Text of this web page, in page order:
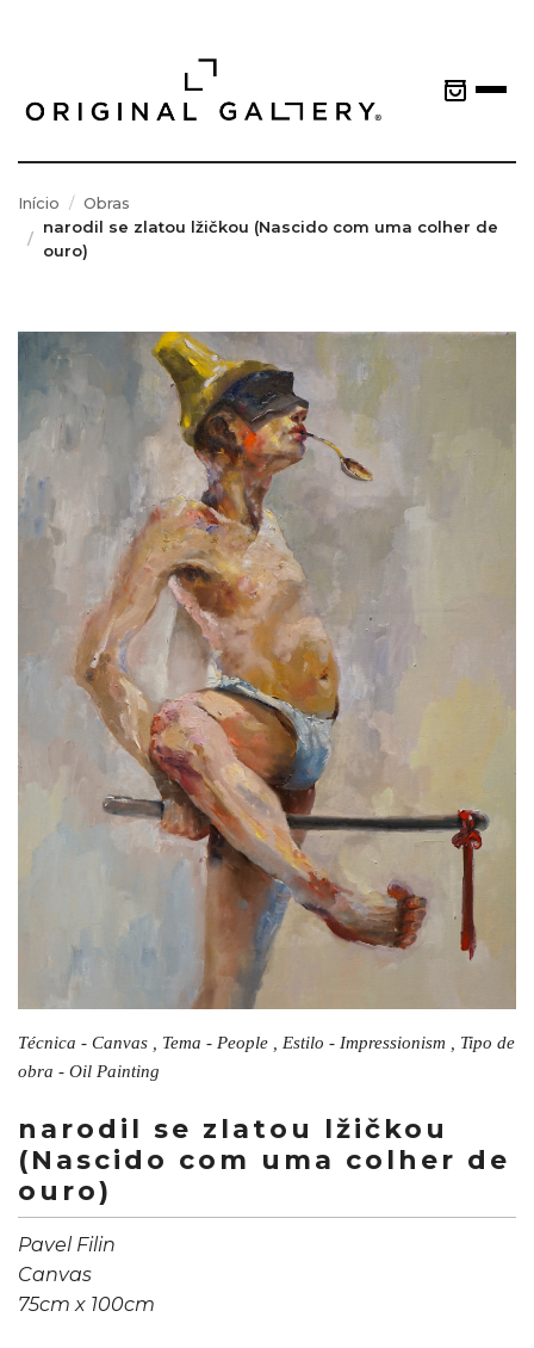
Início
Obras
narodil se zlatou lžičkou (Nascido com uma colher de
ouro)
Técnica - Canvas , Tema - People , Estilo - Impressionism , Tipo de
obra - Oil Painting
narodil se zlatou lžičkou
(Nascido com uma colher de
ouro)
Pavel Filin
Canvas
75cm x 100cm